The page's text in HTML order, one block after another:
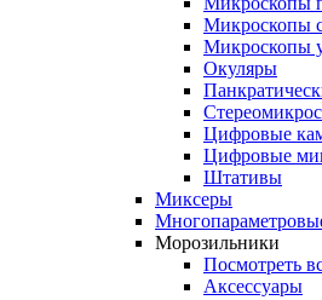
Микроскопы
Микроскопы
Окуляры
Цифровые
Цифровые
Штативы
Миксеры
Морозильники
Посмотреть
Аксессуары